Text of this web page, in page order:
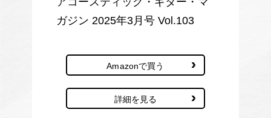
ガジン 2025年3月号 Vol.103
Amazonで買う
詳細を見る